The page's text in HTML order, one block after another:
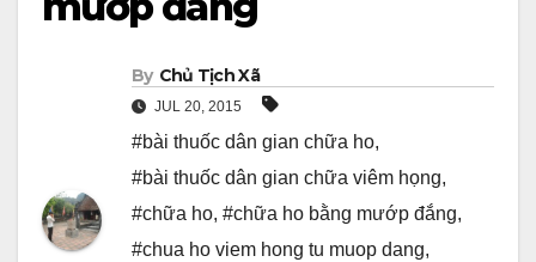
By Chủ Tịch Xã
JUL 20, 2015
#bài thuốc dân gian chữa ho,
#bài thuốc dân gian chữa viêm họng,
#chữa ho, #chữa ho bằng mướp đắng,
#chua ho viem hong tu muop dang,